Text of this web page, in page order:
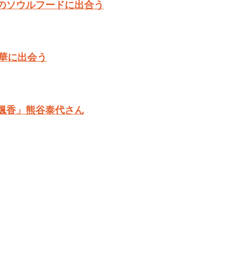
ソウルフードに出合う
に出会う
香」熊谷泰代さん